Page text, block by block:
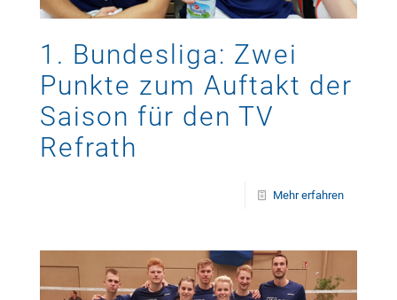
1. Bundesliga: Zwei
Punkte zum Auftakt der
Saison für den TV
Refrath
Mehr erfahren